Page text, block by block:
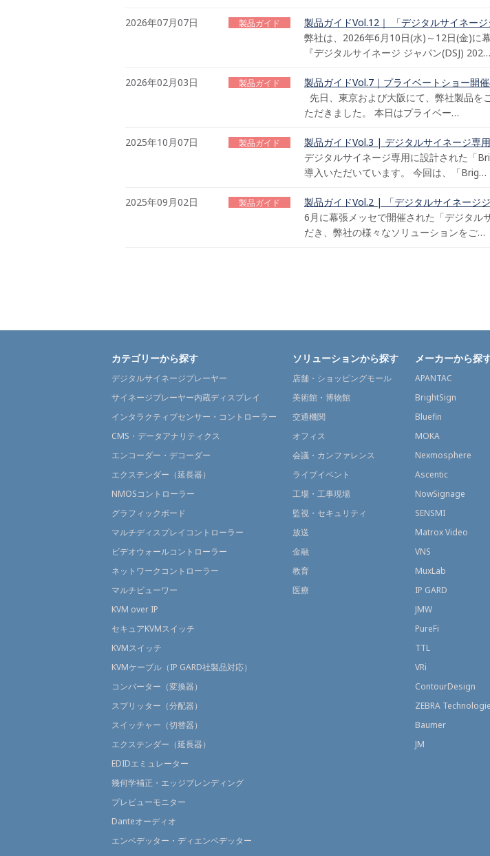
2026年07月07日 製品ガイド
製品ガイドVol.12｜ 「デジタルサイネー
弊社は、2026年6月10日(水)～12日(金)に
『デジタルサイネージ ジャパン(DSJ) 202…
2026年02月03日 製品ガイド
製品ガイドVol.7｜プライベートショー開
先日、東京および大阪にて、弊社製品を
ただきました。 本日はプライベー…
2025年10月07日 製品ガイド
製品ガイドVol.3 | デジタルサイネージ専
デジタルサイネージ専用に設計された「
導入いただいています。 今回は、「Brig…
2025年09月02日 製品ガイド
製品ガイドVol.2 | 「デジタルサイネージ
6月に幕張メッセで開催された「デジタル
だき、弊社の様々なソリューションをご…
カテゴリーから探す
デジタルサイネージプレーヤー
サイネージプレーヤー内蔵ディスプレイ
インタラクティブセンサー・コントローラー
CMS・データアナリティクス
エンコーダー・デコーダー
エクステンダー（延長器）
NMOSコントローラー
グラフィックボード
マルチディスプレイコントローラー
ビデオウォールコントローラー
ネットワークコントローラー
マルチビューワー
KVM over IP
セキュアKVMスイッチ
KVMスイッチ
KVMケーブル（IP GARD社製品対応）
コンバーター（変換器）
スプリッター（分配器）
スイッチャー（切替器）
エクステンダー（延長器）
EDIDエミュレーター
幾何学補正・エッジブレンディング
プレビューモニター
Danteオーディオ
エンベデッター・ディエンベデッター
ソリューションから探す
店舗・ショッピングモール
美術館・博物館
交通機関
オフィス
会議・カンファレンス
ライブイベント
工場・工事現場
監視・セキュリティ
放送
金融
教育
医療
メーカーから探
APANTAC
BrightSign
Bluefin
MOKA
Nexmosphere
Ascentic
NowSignage
SENSMI
Matrox Video
VNS
MuxLab
IP GARD
JMW
PureFi
TTL
VRi
ContourDesign
ZEBRA
Baumer
JM